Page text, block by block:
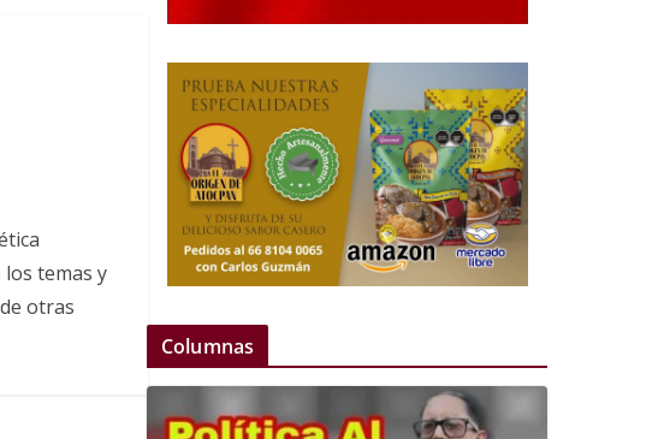
temas y
otras
Columnas